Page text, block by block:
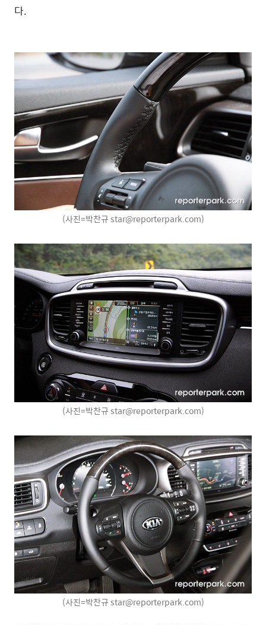
다.
(사진=박찬규 star@reporterpark.com)
(사진=박찬규 star@reporterpark.com)
(사진=박찬규 star@reporterpark.com)